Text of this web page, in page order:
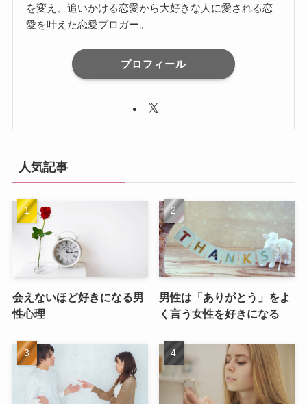
を変え、追いかける恋愛から大好きな人に愛される恋
愛を叶えた恋愛ブロガー。
プロフィール
人気記事
会えないほど好きになる男
性心理
男性は「ありがとう」をよ
く言う女性を好きになる